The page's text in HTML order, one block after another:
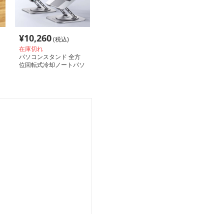
¥10,260(税込)
在庫切れ
パソコンスタンド 全方
位回転式冷却ノートパソ